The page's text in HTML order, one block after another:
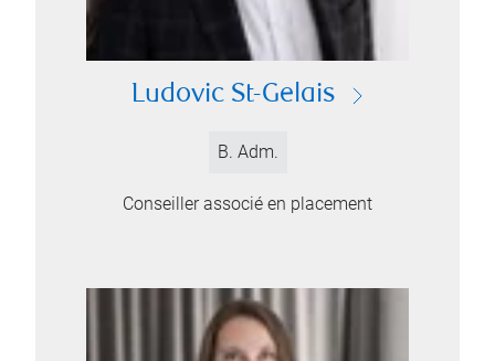
Ludovic St-Gelais
B. Adm.
Conseiller associé en placement